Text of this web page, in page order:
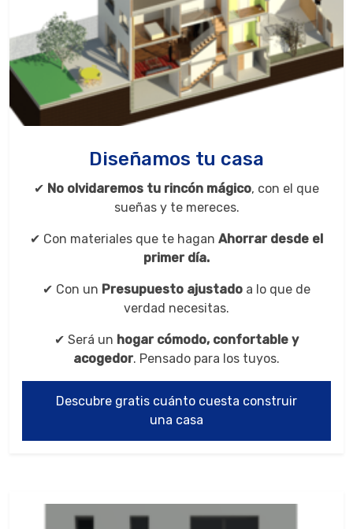
Diseñamos tu casa
✔ No olvidaremos tu rincón mágico, con el que
sueñas y te mereces.
✔ Con materiales que te hagan Ahorrar desde el
primer día.
✔ Con un Presupuesto ajustado a lo que de
verdad necesitas.
✔ Será un hogar cómodo, confortable y
acogedor. Pensado para los tuyos.
Descubre gratis cuánto cuesta construir
una casa